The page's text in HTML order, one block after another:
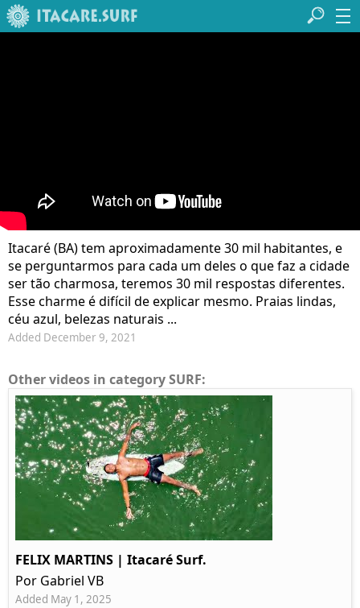
Itacaré (BA) tem aproximadamente 30 mil habitantes, e
se perguntarmos para cada um deles o que faz a cidade
ser tão charmosa, teremos 30 mil respostas diferentes.
Esse charme é difícil de explicar mesmo. Praias lindas,
céu azul, belezas naturais ...
Added December 9, 2021
Other videos in category SURF:
FELIX MARTINS | Itacaré Surf.
Por Gabriel VB
Added May 1, 2025